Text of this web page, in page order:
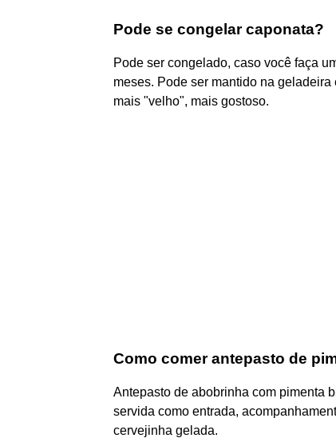
Pode se congelar caponata?
Pode ser congelado, caso você faça
meses. Pode ser mantido na
mais "velho", mais gostoso.
Como comer antepasto de
Antepasto de abobrinha com pimenta
servida como entrada,
cervejinha gelada.